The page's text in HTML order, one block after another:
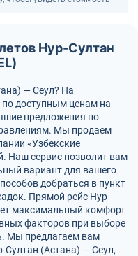
Нур-Султан
— Сеул? На
доступным ценам на
предложения по
Мы продаем
«Узбекские
Наш сервис позволит вам
вариант для вашего
добраться в пункт
Прямой рейс Нур-
максимальный комфорт
факторов при выборе
Мы предлагаем вам
Султан (Астана) — Сеул,